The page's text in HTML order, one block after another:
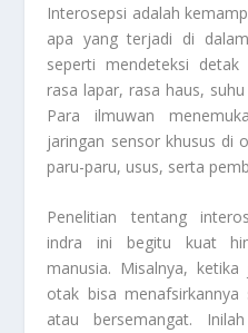
Interosepsi adalah
apa yang terjadi di
seperti mendeteksi
rasa lapar, rasa haus,
Para ilmuwan
jaringan sensor khusus di
paru-paru, usus, serta
Penelitian tentang
indra ini begitu kuat
manusia. Misalnya,
otak bisa
atau bersemangat.